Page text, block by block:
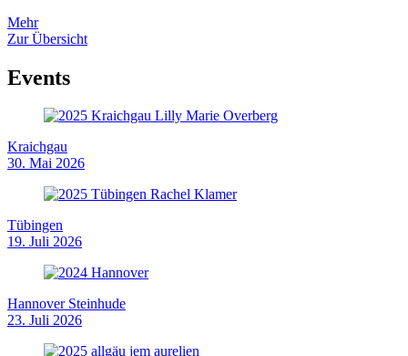
Mehr
Zur Übersicht
Events
Kraichgau
30. Mai 2026
Tübingen
19. Juli 2026
Hannover Steinhude
23. Juli 2026